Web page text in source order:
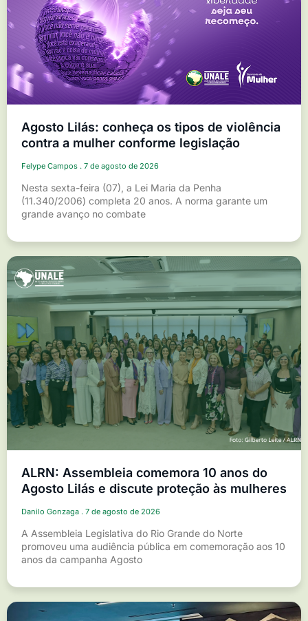
Agosto Lilás: conheça os tipos de violência
contra a mulher conforme legislação
Felype Campos 7 de agosto de 2026
Nesta sexta-feira (07), a Lei Maria da Penha
(11.340/2006) completa 20 anos. A norma garante um
grande avanço no combate
ALRN: Assembleia comemora 10 anos do
Agosto Lilás e discute proteção às mulheres
Danilo Gonzaga 7 de agosto de 2026
A Assembleia Legislativa do Rio Grande do Norte
promoveu uma audiência pública em comemoração aos 10
anos da campanha Agosto